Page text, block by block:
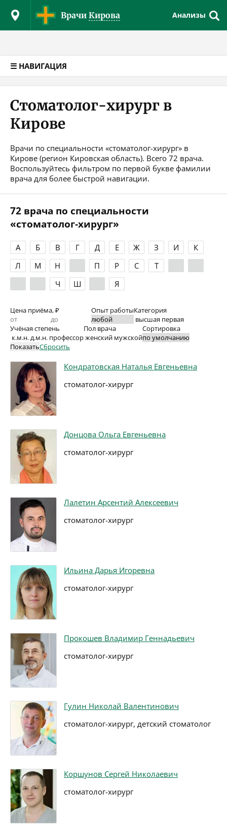
Врачи Кирова Анализы
☰ НАВИГАЦИЯ
Стоматолог-хирург в
Кирове
Врачи по специальности «стоматолог-хирург» в
Кирове (регион Кировская область). Всего 72 врача.
Воспользуйтесь фильтром по первой букве фамилии
врача для более быстрой навигации.
72 врача по специальности
«стоматолог-хирург»
А Б В Г Д Е Ж З И
К
Л
М Н П Р С Т
Ч Ш Я
Цена приёма, ₽ Опыт работыКатегория
высшая первая
Учёная степень
к.м.н.д.м.н. профессор
Пол врача
женский мужской
Сортировка
ПоказатьСбросить
Кондратовская Наталья Евгеньевна
стоматолог-хирург
Донцова Ольга Евгеньевна
стоматолог-хирург
Лалетин Арсентий Алексеевич
стоматолог-хирург
Ильина Дарья Игоревна
стоматолог-хирург
Прокошев Владимир Геннадьевич
стоматолог-хирург
Гулин Николай Валентинович
стоматолог-хирург, детский стоматолог
Коршунов Сергей Николаевич
стоматолог-хирург